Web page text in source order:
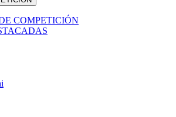
COMPETICIÓN